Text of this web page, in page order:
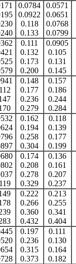
0.0784
0.0922
0.118
0.133
0.0571
0.0651
0.0768
0.0799
0.111
0.132
0.173
0.200
0.0905
0.105
0.131
0.145
0.148
0.177
0.236
0.279
0.157
0.186
0.244
0.284
0.162
0.194
0.258
0.304
0.118
0.139
0.177
0.199
0.174
0.208
0.278
0.329
0.136
0.161
0.207
0.237
0.222
0.266
0.360
0.432
0.213
0.255
0.341
0.404
0.197
0.236
0.315
0.373
0.111
0.130
0.164
0.182